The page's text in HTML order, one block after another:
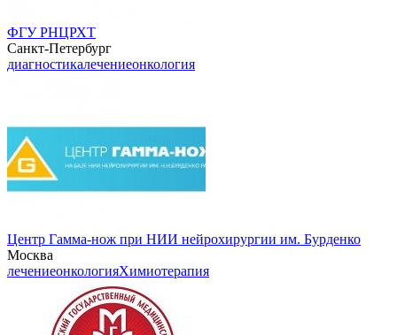
ФГУ РНЦРХТ
Санкт-Петербург
диагностикалечениеонкология
Центр Гамма-нож при НИИ нейрохирургии им. Бурденко
Москва
лечениеонкологияХимиотерапия